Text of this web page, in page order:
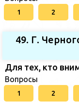
1 2
49. Г.
Для тех, кто
Вопросы
1 2